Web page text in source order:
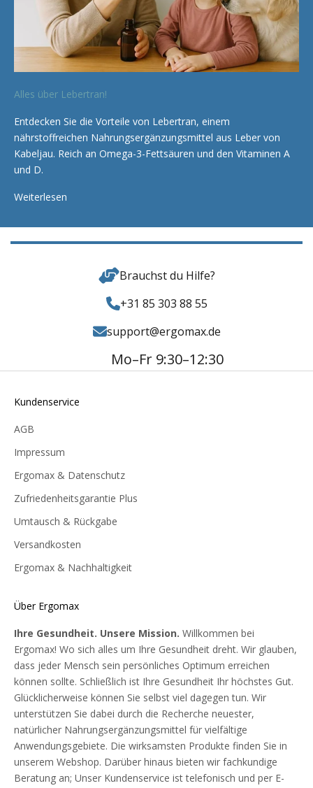
Alles über Lebertran!
Entdecken Sie die Vorteile von Lebertran, einem
nährstoffreichen Nahrungsergänzungsmittel aus Leber von
Kabeljau. Reich an Omega-3-Fettsäuren und den Vitaminen A
und D.
Weiterlesen
Brauchst du Hilfe?
+31 85 303 88 55
support@ergomax.de
Mo–Fr 9:30–12:30
Kundenservice
AGB
Impressum
Ergomax & Datenschutz
Zufriedenheitsgarantie Plus
Umtausch & Rückgabe
Versandkosten
Ergomax & Nachhaltigkeit
Über Ergomax
Ihre Gesundheit. Unsere Mission. Willkommen bei
Ergomax! Wo sich alles um Ihre Gesundheit dreht. Wir glauben,
dass jeder Mensch sein persönliches Optimum erreichen
können sollte. Schließlich ist Ihre Gesundheit Ihr höchstes Gut.
Glücklicherweise können Sie selbst viel dagegen tun. Wir
unterstützen Sie dabei durch die Recherche neuester,
natürlicher Nahrungsergänzungsmittel für vielfältige
Anwendungsgebiete. Die wirksamsten Produkte finden Sie in
unserem Webshop. Darüber hinaus bieten wir fachkundige
Beratung an; Unser Kundenservice ist telefonisch und per E-